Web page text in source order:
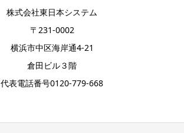
株式会社東日本システム
〒231-0002
横浜市中区海岸通4-21
倉田ビル３階
代表電話番号0120-779-668